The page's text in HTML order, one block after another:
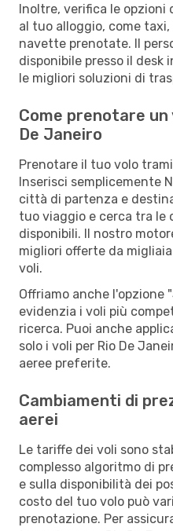
Inoltre, verifica le
al tuo alloggio, come
navette prenotate. Il
disponibile presso il
le migliori soluzioni di
Come prenotare un
De Janeiro
Prenotare il tuo volo
Inserisci semplicemente
città di partenza e
tuo viaggio e cerca tra le
disponibili. Il nostro
migliori offerte da
voli.
Offriamo anche l'opzione
evidenzia i voli più
ricerca. Puoi anche
solo i voli per Rio De
aeree preferite.
Cambiamenti di
aerei
Le tariffe dei voli sono
complesso algoritmo di
e sulla disponibilità dei
costo del tuo volo può
prenotazione. Per